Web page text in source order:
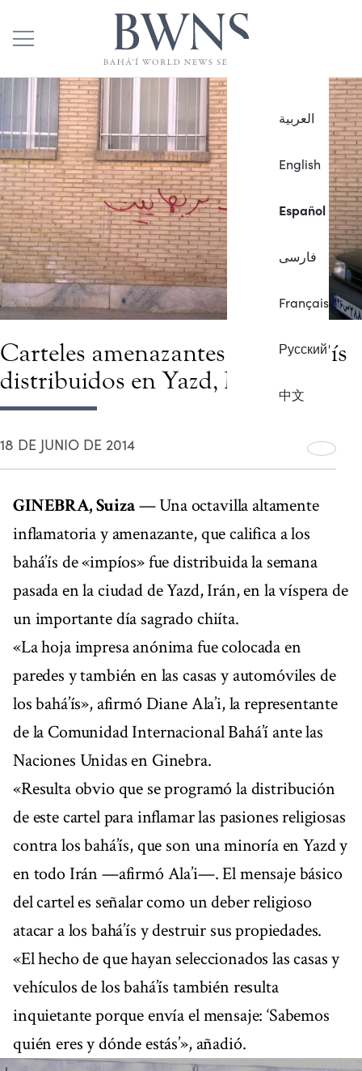
العربية
English
Español
فارسی
Français
Русский
中文
Carteles amenazantes antibahá’ís
distribuidos en Yazd, Irán
18 DE JUNIO DE 2014
GINEBRA, Suiza— Una octavilla altamente
inflamatoria y amenazante, que califica a los
bahá’ís de «impíos» fue distribuida la semana
pasada en la ciudad de Yazd, Irán, en la víspera de
un importante día sagrado chiíta.
«La hoja impresa anónima fue colocada en
paredes y también en las casas y automóviles de
los bahá’ís», afirmó Diane Ala’i, la representante
de la Comunidad Internacional Bahá’í ante las
Naciones Unidas en Ginebra.
«Resulta obvio que se programó la distribución
de este cartel para inflamar las pasiones religiosas
contra los bahá’ís, que son una minoría en Yazd y
en todo Irán —afirmó Ala’i—. El mensaje básico
del cartel es señalar como un deber religioso
atacar a los bahá’ís y destruir sus propiedades.
«El hecho de que hayan seleccionados las casas y
vehículos de los bahá’ís también resulta
inquietante porque envía el mensaje: ‘Sabemos
quién eres y dónde estás’», añadió.